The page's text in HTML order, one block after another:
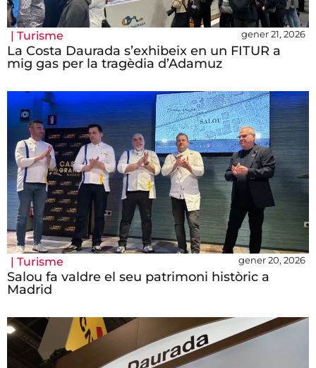
| Turisme gener 21, 2026
La Costa Daurada s’exhibeix en un FITUR a
mig gas per la tragèdia d’Adamuz
| Turisme gener 20, 2026
Salou fa valdre el seu patrimoni històric a
Madrid